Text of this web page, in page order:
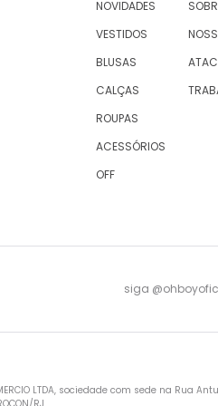
NOVIDADES
VESTIDOS
BLUSAS
CALÇAS
ROUPAS
ACESSÓRIOS
OFF
siga
LTDA, sociedade com sede na